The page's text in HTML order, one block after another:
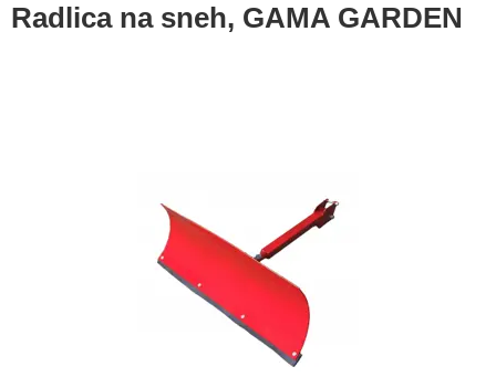
Radlica na sneh, GAMA GARDEN